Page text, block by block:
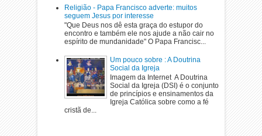
Religião - Papa Francisco adverte: muitos
seguem Jesus por interesse
"Que Deus nos dê esta graça do estupor do
encontro e também ele nos ajude a não cair no
espírito de mundanidade" O Papa Francisc...
Um pouco sobre : A Doutrina
Social da Igreja
Imagem da Internet A Doutrina
Social da Igreja (DSI) é o conjunto
de princípios e ensinamentos da
Igreja Católica sobre como a fé
cristã de...